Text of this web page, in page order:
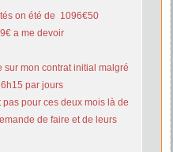
on été de 1096€50
a me devoir
sur mon contrat initial malgré
par jours
pas pour ces deux mois là de
de faire et de leurs